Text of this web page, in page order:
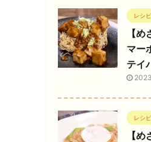
レシピ
【
マー
テイ
レシピ
【